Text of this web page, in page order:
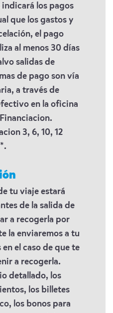
los pagos
que los gastos y
el pago
al menos 30 días
salidas de
de pago son vía
a través de
en la oficina
3, 6, 10, 12
tu viaje estará
de la salida de
a recogerla por
la enviaremos a tu
el caso de que te
a recogerla.
detallado, los
los billetes
los bonos para